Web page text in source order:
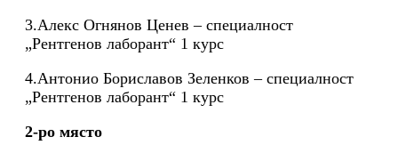
3.Алекс Огнянов Ценев – специалност
„Рентгенов лаборант“ 1 курс
4.Антонио Бориславов Зеленков – специалност
„Рентгенов лаборант“ 1 курс
2-ро място